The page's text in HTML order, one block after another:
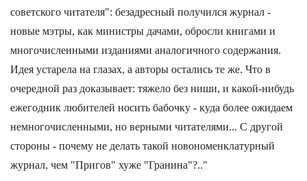
советского читателя": безадресный получился журнал -
новые мэтры, как министры дачами, обросли книгами и
многочисленными изданиями аналогичного содержания.
Идея устарела на глазах, а авторы остались те же. Что в
очередной раз доказывает: тяжело без ниши, и какой-нибудь
ежегодник любителей носить бабочку - куда более ожидаем
немногочисленными, но верными читателями... С другой
стороны - почему не делать такой новономенклатурный
журнал, чем "Пригов" хуже "Гранина"?.."